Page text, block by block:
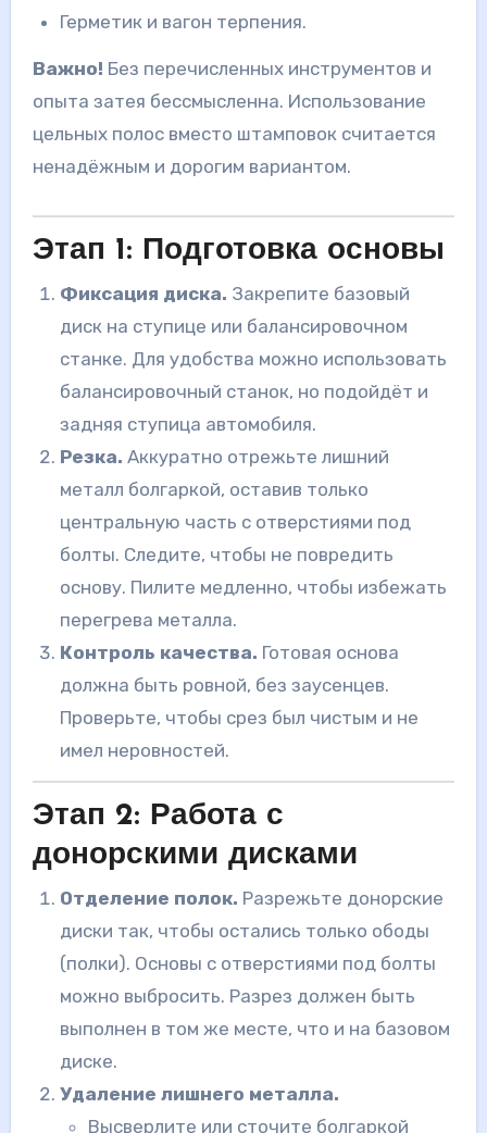
Герметик и вагон терпения.
Важно! Без перечисленных инструментов и
опыта затея бессмысленна. Использование
цельных полос вместо штамповок считается
ненадёжным и дорогим вариантом.
Этап 1: Подготовка основы
Фиксация диска. Закрепите базовый
диск на ступице или балансировочном
станке. Для удобства можно использовать
балансировочный станок, но подойдёт и
задняя ступица автомобиля.
Резка. Аккуратно отрежьте лишний
металл болгаркой, оставив только
центральную часть с отверстиями под
болты. Следите, чтобы не повредить
основу. Пилите медленно, чтобы избежать
перегрева металла.
Контроль качества. Готовая основа
должна быть ровной, без заусенцев.
Проверьте, чтобы срез был чистым и не
имел неровностей.
Этап 2: Работа с
донорскими дисками
Отделение полок. Разрежьте донорские
диски так, чтобы остались только ободы
(полки). Основы с отверстиями под болты
можно выбросить. Разрез должен быть
выполнен в том же месте, что и на базовом
диске.
Удаление лишнего металла.
Высверлите или сточите болгаркой